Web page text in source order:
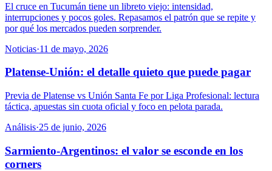
El cruce en Tucumán tiene un libreto viejo: intensidad,
interrupciones y pocos goles. Repasamos el patrón que se repite y
por qué los mercados pueden sorprender.
Noticias·11 de mayo, 2026
Platense-Unión: el detalle quieto que puede pagar
Previa de Platense vs Unión Santa Fe por Liga Profesional: lectura
táctica, apuestas sin cuota oficial y foco en pelota parada.
Análisis·25 de junio, 2026
Sarmiento-Argentinos: el valor se esconde en los
corners